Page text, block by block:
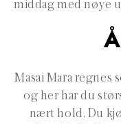
middag med nøye
Masai Mara regnes
og her har du
nært hold. Du